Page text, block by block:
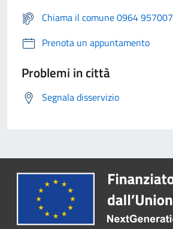
Chiama il comune 0964 957007
Prenota un appuntamento
Problemi in città
Segnala disservizio